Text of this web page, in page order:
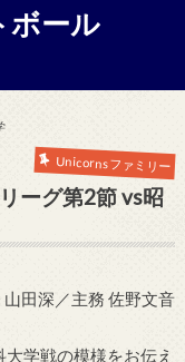
ボール
Unicornsファミリー
ーグ第2節 vs昭
山田深／主務 佐野文音
学戦の模様をお伝え